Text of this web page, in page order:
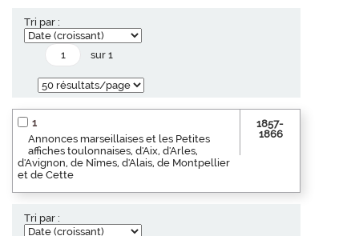
Tri par :
sur 1
1
Annonces marseillaises et les Petites
affiches toulonnaises, d'Aix, d'Arles,
d'Avignon, de Nîmes, d'Alais, de Montpellier
et de Cette
1857-
1866
Tri par :